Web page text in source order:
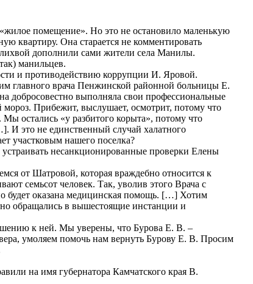
«жилое помещение». Но это не остановило маленькую
квартиру. Она старается не комментировать
дополнили сами жители села Манилы.
манильцев.
и противодействию коррупции И. Яровой.
главного врача Пенжинской районной больницы Е.
добросовестно выполняла свои профессиональные
Прибежит, выслушает, осмотрит, потому что
остались «у разбитого корыта», потому что
И это не единственный случай халатного
участковым нашего поселка?
несанкционированные проверки Елены
от Шатровой, которая враждебно относится к
семьсот человек. Так, уволив этого Врача с
будет оказана медицинская помощь. […] Хотим
обращались в вышестоящие инстанции и
к ней. Мы уверены, что Бурова Е. В. –
умоляем помочь нам вернуть Бурову Е. В. Просим
на имя губернатора Камчатского края В.